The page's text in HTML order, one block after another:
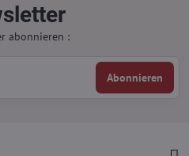
abonnieren :
Abonnieren